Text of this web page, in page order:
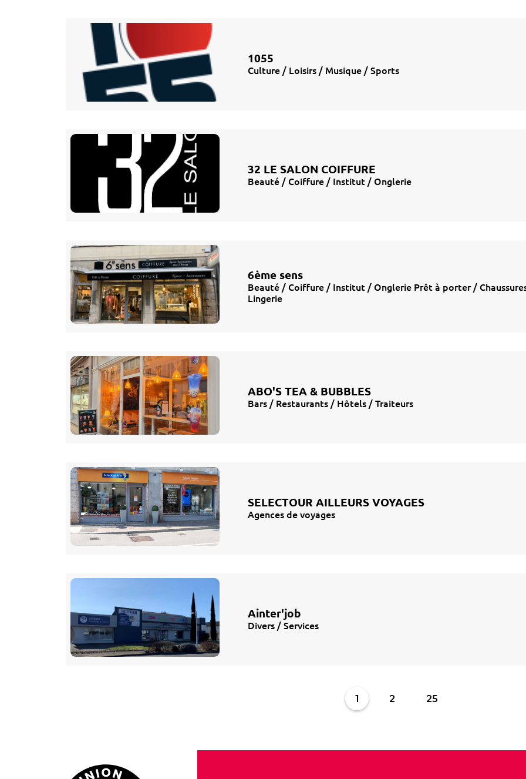
1055
Culture / Loisirs / Musique / Sports
32 LE SALON COIFFURE
Beauté / Coiffure / Institut / Onglerie
6ème sens
Beauté / Coiffure / Institut / Onglerie Prêt à porter /
Lingerie
ABO'S TEA & BUBBLES
Bars / Restaurants / Hôtels / Traiteurs
SELECTOUR AILLEURS VOYAGES
Agences de voyages
Ainter'job
Divers / Services
1 2 25